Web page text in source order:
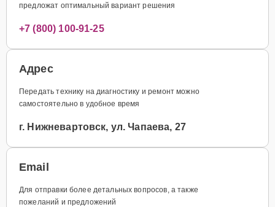
предложат оптимальный вариант решения
+7 (800) 100-91-25
Адрес
Передать технику на диагностику и ремонт можно
самостоятельно в удобное время
г. Нижневартовск, ул. Чапаева, 27
Email
Для отправки более детальных вопросов, а также
пожеланий и предложений